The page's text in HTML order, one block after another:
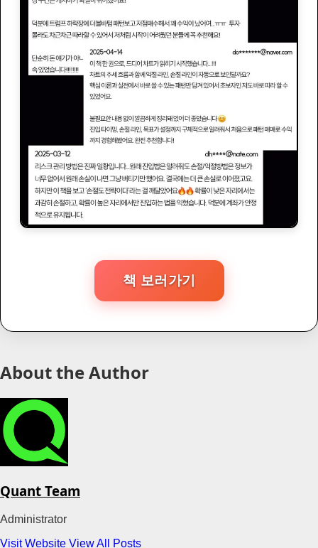
책 보러가기
About the Author
Quant Team
Administrator
Visit Website View All Posts